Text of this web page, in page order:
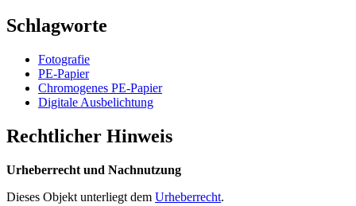
Schlagworte
Fotografie
PE-Papier
Chromogenes PE-Papier
Digitale Ausbelichtung
Rechtlicher Hinweis
Urheberrecht und Nachnutzung
Dieses Objekt unterliegt dem Urheberrecht.